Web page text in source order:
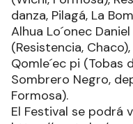
danza, Pilagá, La
Alhua Lo´onec
(Resistencia,
Qomle´ec pi
Sombrero Negro,
Formosa).
El Festival se podrá